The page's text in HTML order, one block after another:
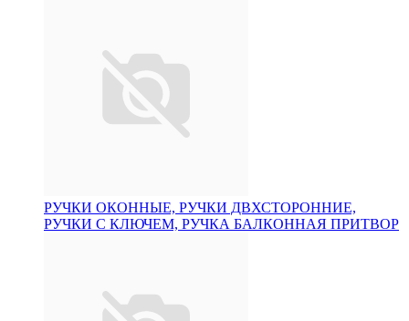
РУЧКИ ОКОННЫЕ, РУЧКИ ДВХСТОРОННИЕ,
РУЧКИ С КЛЮЧЕМ, РУЧКА БАЛКОННАЯ ПРИТВОР